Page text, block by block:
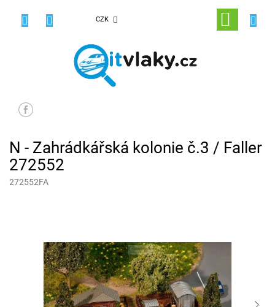
CZK
NÁKUPNÍ
KOŠÍK
N - Zahrádkářská kolonie č.3 / Faller
272552
272552FA